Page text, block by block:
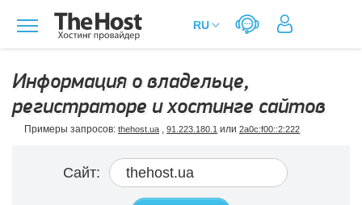
Информация о владельце,
регистраторе и хостинге сайтов
Примеры запросов: thehost.ua , 91.223.180.1 или 2a0c:f00::2:222
Сайт: